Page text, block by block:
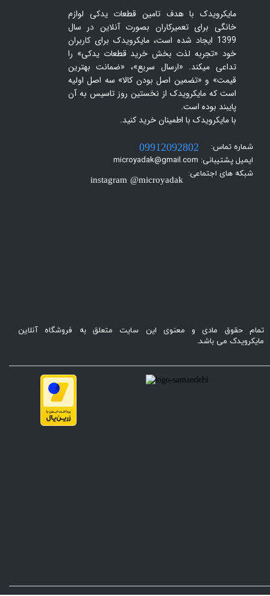
مایکرویدک با هدف تامین قطعات یدکی لوازم
خانگی برای تعمیرکاران بصورت آنلاین در سال
1399 ایجاد شده است، مایکرویدک برای کاربران
خود «تجربه لذت بخش خرید قطعات یدکی» را
تداعی میکند. «ارسال سریع»، «ضمانت بهترین
قیمت» و «تضمین اصل بودن کالا» سه اصل اولیه
است که مایکرویدک از نخستین روز تاسیس به آن
پایبند بوده است.
با مایکرویدک با اطمینان خرید کنید.​​​​​​​
شماره تماس:
ایمیل پشتیبانی: microyadak@gmail.com
شبکه های اجتماعی:
instagram @microyadak
09912092802
تمام حقوق مادی و معنوی این سایت متعلق به فروشگاه آنلاین
مایکرویدک می باشد.